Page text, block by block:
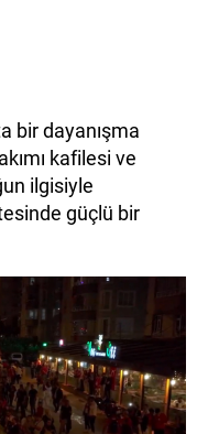
bir dayanışma
kafilesi ve
ilgisiyle
güçlü bir